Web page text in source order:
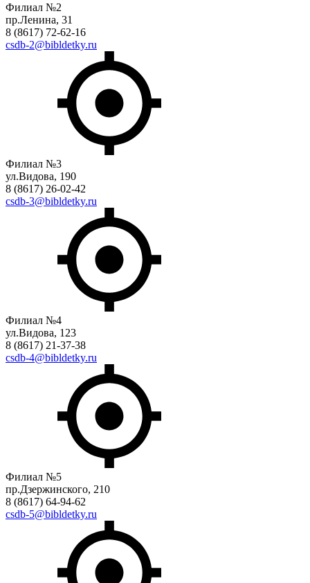
Филиал №2
пр.Ленина, 31
8 (8617) 72-62-16
csdb-2@bibldetky.ru
Филиал №3
ул.Видова, 190
8 (8617) 26-02-42
csdb-3@bibldetky.ru
Филиал №4
ул.Видова, 123
8 (8617) 21-37-38
csdb-4@bibldetky.ru
Филиал №5
пр.Дзержинского, 210
8 (8617) 64-94-62
csdb-5@bibldetky.ru